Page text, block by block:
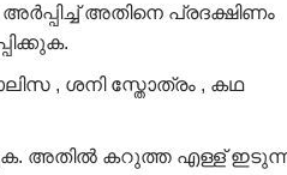
അതിനെ പ്രദക്ഷിണം
, ശനി സ്തോത്രം , കഥ
അതിൽ കറുത്ത എള്ള്